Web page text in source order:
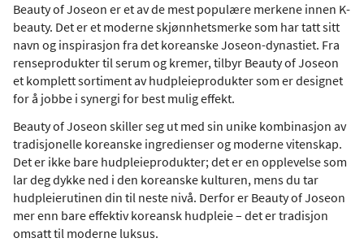
Beauty of Joseon er et av de mest populære merkene innen K-
beauty. Det er et moderne skjønnhetsmerke som har tatt sitt
navn og inspirasjon fra det koreanske Joseon-dynastiet. Fra
renseprodukter til serum og kremer, tilbyr Beauty of Joseon
et komplett sortiment av hudpleieprodukter som er designet
for å jobbe i synergi for best mulig effekt.
Beauty of Joseon skiller seg ut med sin unike kombinasjon av
tradisjonelle koreanske ingredienser og moderne vitenskap.
Det er ikke bare hudpleieprodukter; det er en opplevelse som
lar deg dykke ned i den koreanske kulturen, mens du tar
hudpleierutinen din til neste nivå. Derfor er Beauty of Joseon
mer enn bare effektiv koreansk hudpleie – det er tradisjon
omsatt til moderne luksus.